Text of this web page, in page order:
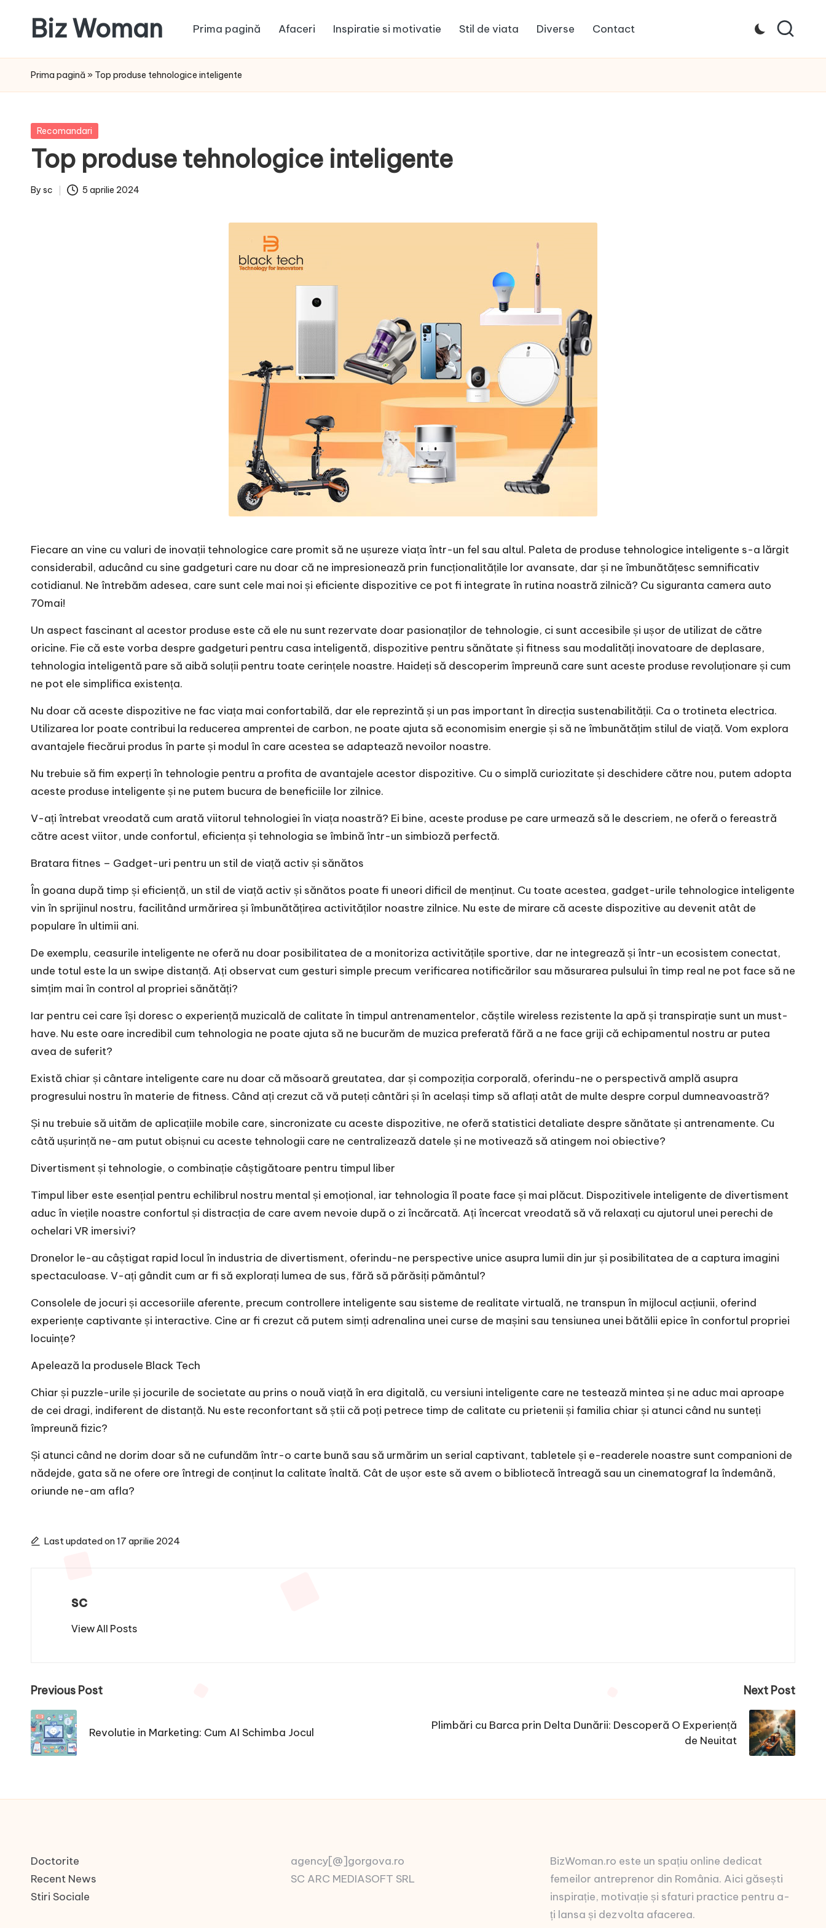
content
Biz Woman
ta,
succesul
Prima pagină Afaceri Inspiratie si motivatie Stil de viata Diverse Contact
Prima pagină » Top produse tehnologice inteligente
Posted
Recomandari
Top produse tehnologice inteligente
Posted
By sc 5 aprilie 2024
Fiecare an vine cu valuri de inovații tehnologice care promit să ne ușureze viața într-un fel sau altul. Paleta de produse tehnologice inteligente s-a lărgit
considerabil, aducând cu sine gadgeturi care nu doar că ne impresionează prin funcționalitățile lor avansate, dar și ne îmbunătățesc semnificativ
cotidianul. Ne întrebăm adesea, care sunt cele mai noi și eficiente dispozitive ce pot fi integrate în rutina noastră zilnică? Cu siguranta camera auto
70mai!
Un aspect fascinant al acestor produse este că ele nu sunt rezervate doar pasionaților de tehnologie, ci sunt accesibile și ușor de utilizat de către
oricine. Fie că este vorba despre gadgeturi pentru casa inteligentă, dispozitive pentru sănătate și fitness sau modalități inovatoare de deplasare,
tehnologia inteligentă pare să aibă soluții pentru toate cerințele noastre. Haideți să descoperim împreună care sunt aceste produse revoluționare și cum
ne pot ele simplifica existența.
Nu doar că aceste dispozitive ne fac viața mai confortabilă, dar ele reprezintă și un pas important în direcția sustenabilității. Ca o trotineta electrica.
Utilizarea lor poate contribui la reducerea amprentei de carbon, ne poate ajuta să economisim energie și să ne îmbunătățim stilul de viață. Vom explora
avantajele fiecărui produs în parte și modul în care acestea se adaptează nevoilor noastre.
Nu trebuie să fim experți în tehnologie pentru a profita de avantajele acestor dispozitive. Cu o simplă curiozitate și deschidere către nou, putem adopta
aceste produse inteligente și ne putem bucura de beneficiile lor zilnice.
V-ați întrebat vreodată cum arată viitorul tehnologiei în viața noastră? Ei bine, aceste produse pe care urmează să le descriem, ne oferă o fereastră
către acest viitor, unde confortul, eficiența și tehnologia se îmbină într-un simbioză perfectă.
Bratara fitnes – Gadget-uri pentru un stil de viață activ și sănătos
În goana după timp și eficiență, un stil de viață activ și sănătos poate fi uneori dificil de menținut. Cu toate acestea, gadget-urile tehnologice inteligente
vin în sprijinul nostru, facilitând urmărirea și îmbunătățirea activităților noastre zilnice. Nu este de mirare că aceste dispozitive au devenit atât de
populare în ultimii ani.
De exemplu, ceasurile inteligente ne oferă nu doar posibilitatea de a monitoriza activitățile sportive, dar ne integrează și într-un ecosistem conectat,
unde totul este la un swipe distanță. Ați observat cum gesturi simple precum verificarea notificărilor sau măsurarea pulsului în timp real ne pot face să ne
simțim mai în control al propriei sănătăți?
Iar pentru cei care își doresc o experiență muzicală de calitate în timpul antrenamentelor, căștile wireless rezistente la apă și transpirație sunt un must-
have. Nu este oare incredibil cum tehnologia ne poate ajuta să ne bucurăm de muzica preferată fără a ne face griji că echipamentul nostru ar putea
avea de suferit?
Există chiar și cântare inteligente care nu doar că măsoară greutatea, dar și compoziția corporală, oferindu-ne o perspectivă amplă asupra
progresului nostru în materie de fitness. Când ați crezut că vă puteți cântări și în același timp să aflați atât de multe despre corpul dumneavoastră?
Și nu trebuie să uităm de aplicațiile mobile care, sincronizate cu aceste dispozitive, ne oferă statistici detaliate despre sănătate și antrenamente. Cu
câtă ușurință ne-am putut obișnui cu aceste tehnologii care ne centralizează datele și ne motivează să atingem noi obiective?
Divertisment și tehnologie, o combinație câștigătoare pentru timpul liber
Timpul liber este esențial pentru echilibrul nostru mental și emoțional, iar tehnologia îl poate face și mai plăcut. Dispozitivele inteligente de divertisment
aduc în viețile noastre confortul și distracția de care avem nevoie după o zi încărcată. Ați încercat vreodată să vă relaxați cu ajutorul unei perechi de
ochelari VR imersivi?
Dronelor le-au câștigat rapid locul în industria de divertisment, oferindu-ne perspective unice asupra lumii din jur și posibilitatea de a captura imagini
spectaculoase. V-ați gândit cum ar fi să explorați lumea de sus, fără să părăsiți pământul?
Consolele de jocuri și accesoriile aferente, precum controllere inteligente sau sisteme de realitate virtuală, ne transpun în mijlocul acțiunii, oferind
experiențe captivante și interactive. Cine ar fi crezut că putem simți adrenalina unei curse de mașini sau tensiunea unei bătălii epice în confortul propriei
locuințe?
Apelează la produsele Black Tech
Chiar și puzzle-urile și jocurile de societate au prins o nouă viață în era digitală, cu versiuni inteligente care ne testează mintea și ne aduc mai aproape
de cei dragi, indiferent de distanță. Nu este reconfortant să știi că poți petrece timp de calitate cu prietenii și familia chiar și atunci când nu sunteți
împreună fizic?
Și atunci când ne dorim doar să ne cufundăm într-o carte bună sau să urmărim un serial captivant, tabletele și e-readerele noastre sunt companioni de
nădejde, gata să ne ofere ore întregi de conținut la calitate înaltă. Cât de ușor este să avem o bibliotecă întreagă sau un cinematograf la îndemână,
oriunde ne-am afla?
Last updated on 17 aprilie 2024
sc
View All Posts
Post
navigation
Previous Post
Revolutie in Marketing: Cum AI Schimba Jocul
Next Post
Plimbări cu Barca prin Delta Dunării: Descoperă O Experiență
de Neuitat
Doctorite
Recent News
Stiri Sociale
agency[@]gorgova.ro
SC ARC MEDIASOFT SRL
BizWoman.ro este un spațiu online dedicat
femeilor antreprenor din România. Aici găsești
inspirație, motivație și sfaturi practice pentru a-
ți lansa și dezvolta afacerea.